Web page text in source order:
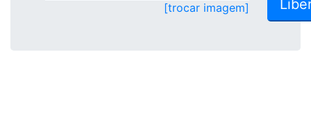
[trocar imagem]